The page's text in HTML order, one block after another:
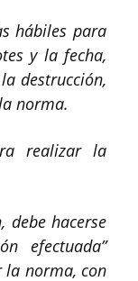
hábiles para
y la fecha,
destrucción,
norma.
realizar la
debe hacerse
efectuada”
la norma, con